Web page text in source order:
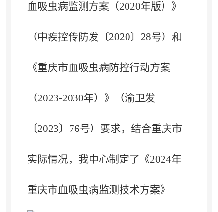
血吸虫病监测方案（2020年版）》
（中疾控传防发〔2020〕28号）和
《重庆市血吸虫病防控行动方案
（2023-2030年）》（渝卫发
〔2023〕76号）要求，结合重庆市
实际情况，我中心制定了 《2024年
重庆市血吸虫病监测技术方案》